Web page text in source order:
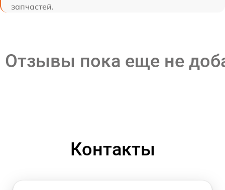
запчастей.
Отзывы пока еще не
Контакты